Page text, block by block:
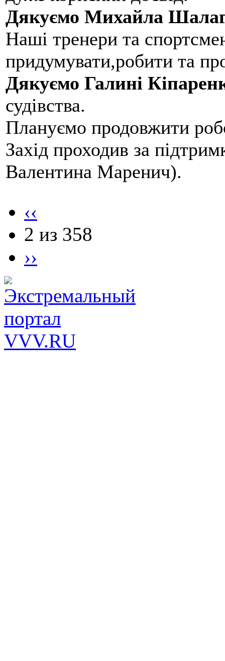
Дякуємо Михайла
Наші тренери та
придумувати,робити та
Дякуємо Галині
судівства.
Плануємо продовжити
Захід проходив за
Валентина Маренич).
‹‹
2 из 358
››